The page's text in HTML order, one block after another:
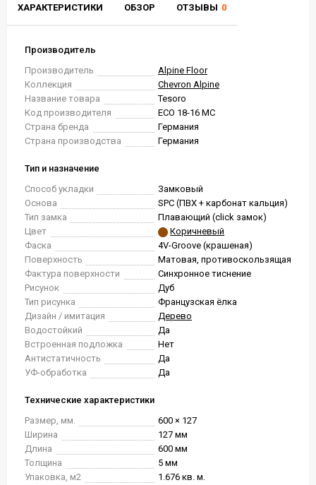
ХАРАКТЕРИСТИКИ ОБЗОР ОТЗЫВЫ 0
Производитель
Производитель
Alpine Floor
Коллекция
Chevron Alpine
Название товара
Tesoro
Код производителя
ECO 18-16 MC
Страна бренда
Германия
Страна производства
Германия
Тип и назначение
Способ укладки
Замковый
Основа
SPC (ПВХ + карбонат кальция)
Тип замка
Плавающий (click замок)
Цвет
Коричневый
Фаска
4V-Groove (крашеная)
Поверхность
Матовая, противоскользящая
Фактура поверхности
Синхронное тиснение
Рисунок
Дуб
Тип рисунка
Французская ёлка
Дизайн / имитация
Дерево
Водостойкий
Да
Встроенная подложка
Нет
Антистатичность
Да
УФ-обработка
Да
Технические характеристики
Размер, мм.
600 × 127
Ширина
127 мм
Длина
600 мм
Толщина
5 мм
Упаковка, м2
1.676 кв. м.